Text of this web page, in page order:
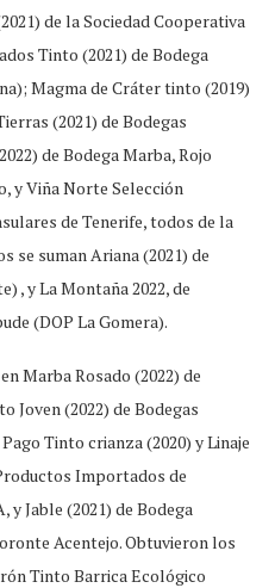
de la Sociedad Cooperativa
Tinto (2021) de Bodega
Magma de Cráter tinto (2019)
(2021) de Bodegas
de Bodega Marba, Rojo
y Viña Norte Selección
de Tenerife, todos de la
se suman Ariana (2021) de
, y La Montaña 2022, de
(DOP La Gomera).
Marba Rosado (2022) de
Joven (2022) de Bodegas
Tinto crianza (2020) y Linaje
Importados de
y Jable (2021) de Bodega
Acentejo. Obtuvieron los
Tinto Barrica Ecológico